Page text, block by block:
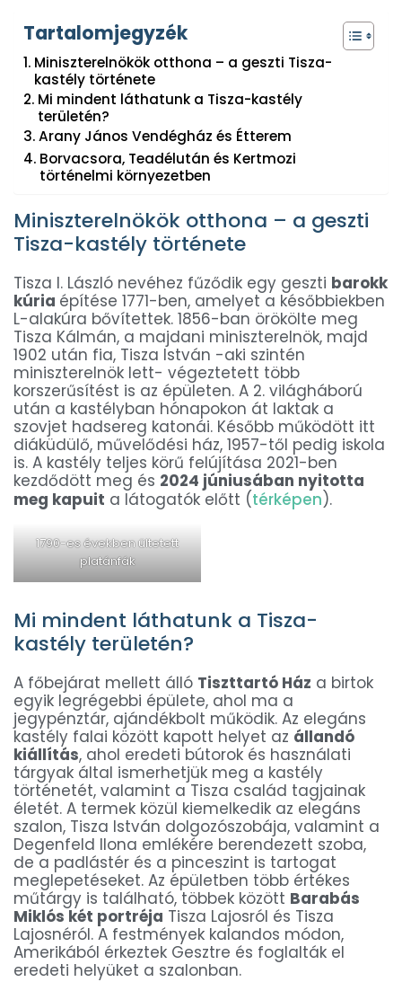
Tartalomjegyzék
Miniszterelnökök otthona – a geszti Tisza-
kastély története
Mi mindent láthatunk a Tisza-kastély
területén?
Arany János Vendégház és Étterem
Borvacsora, Teadélután és Kertmozi
történelmi környezetben
Miniszterelnökök otthona – a geszti
Tisza-kastély története
Tisza I. László nevéhez fűződik egy geszti barokk
kúria építése 1771-ben, amelyet a későbbiekben
L-alakúra bővítettek. 1856-ban örökölte meg
Tisza Kálmán, a majdani miniszterelnök, majd
1902 után fia, Tisza István -aki szintén
miniszterelnök lett- végeztetett több
korszerűsítést is az épületen. A 2. világháború
után a kastélyban hónapokon át laktak a
szovjet hadsereg katonái. Később működött itt
diáküdülő, művelődési ház, 1957-től pedig iskola
is. A kastély teljes körű felújítása 2021-ben
kezdődött meg és 2024 júniusában nyitotta
meg kapuit a látogatók előtt (térképen).
1790-es években ültetett
platánfák
Mi mindent láthatunk a Tisza-
kastély területén?
A főbejárat mellett álló Tiszttartó Ház a birtok
egyik legrégebbi épülete, ahol ma a
jegypénztár, ajándékbolt működik. Az elegáns
kastély falai között kapott helyet az állandó
kiállítás, ahol eredeti bútorok és használati
tárgyak által ismerhetjük meg a kastély
történetét, valamint a Tisza család tagjainak
életét. A termek közül kiemelkedik az elegáns
szalon, Tisza István dolgozószobája, valamint a
Degenfeld Ilona emlékére berendezett szoba,
de a padlástér és a pinceszint is tartogat
meglepetéseket. Az épületben több értékes
műtárgy is található, többek között Barabás
Miklós két portréja Tisza Lajosról és Tisza
Lajosnéról. A festmények kalandos módon,
Amerikából érkeztek Gesztre és foglalták el
eredeti helyüket a szalonban.